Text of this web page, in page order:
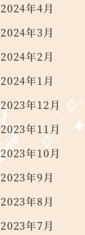
2024年4月
2024年3月
2024年2月
2024年1月
2023年12月
2023年11月
2023年10月
2023年9月
2023年8月
2023年7月